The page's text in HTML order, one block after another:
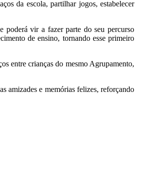
da escola, partilhar jogos, estabelecer
poderá vir a fazer parte do seu percurso
de ensino, tornando esse primeiro
entre crianças do mesmo Agrupamento,
amizades e memórias felizes, reforçando